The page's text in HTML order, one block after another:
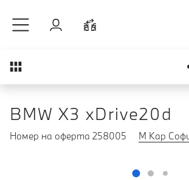
Вход
Преглед
BMW X3 xDrive20d
Номер на оферта 258005 М Кар